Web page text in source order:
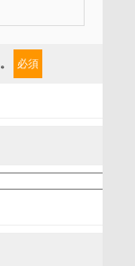
の提供やご案
報の収集目
権利について
らないよう
必須